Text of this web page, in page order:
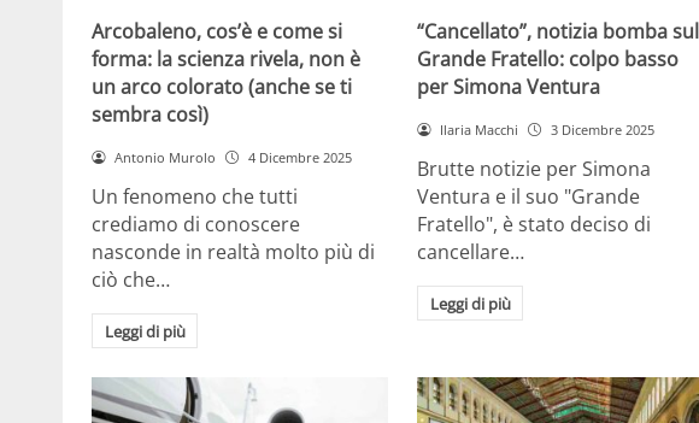
Arcobaleno, cos’è e come si
forma: la scienza rivela, non è
un arco colorato (anche se ti
sembra così)
Antonio Murolo 4 Dicembre 2025
Un fenomeno che tutti
crediamo di conoscere
nasconde in realtà molto più di
ciò che…
Leggi di più
“Cancellato”, notizia bomba sul
Grande Fratello: colpo basso
per Simona Ventura
Ilaria Macchi 3 Dicembre 2025
Brutte notizie per Simona
Ventura e il suo "Grande
Fratello", è stato deciso di
cancellare…
Leggi di più